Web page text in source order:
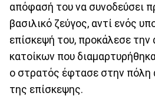
απόφασή του να συνοδεύσει
βασιλικό ζεύγος, αντί ενός
επίσκεψή του, προκάλεσε
κατοίκων που
ο στρατός έφτασε στην πόλη
της επίσκεψης.